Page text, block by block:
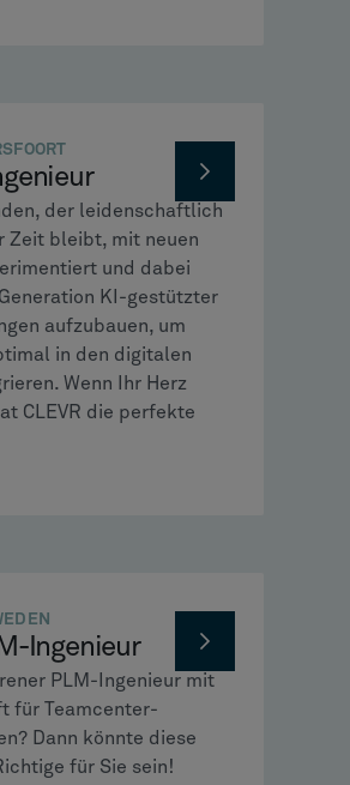
der leidenschaftlich
Zeit bleibt, mit neuen
und dabei
KI-gestützter
aufzubauen, um
in den digitalen
Wenn Ihr Herz
CLEVR die perfekte
Ingenieur
PLM-Ingenieur mit
für Teamcenter-
Dann könnte diese
für Sie sein!